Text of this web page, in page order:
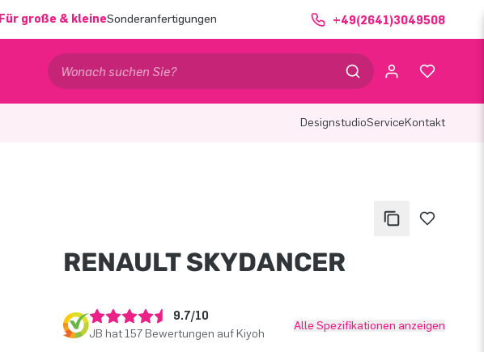
Für große & kleineSonderanfertigungen +49(2641)3049508
DesignstudioServiceKontakt
RENAULT SKYDANCER
9.7/10
JB hat 157 Bewertungen auf Kiyoh
Alle Spezifikationen anzeigen